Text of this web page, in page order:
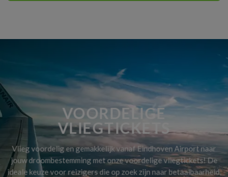
VOORDELIGE
VLIEGTICKETS
Vlieg voordelig en gemakkelijk vanaf Eindhoven Airport naar
jouw droombestemming met onze voordelige vliegtickets! De
ideale keuze voor reizigers die op zoek zijn naar betaalbaarheid,